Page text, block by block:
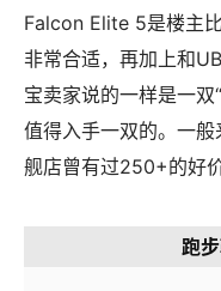
Falcon Elite 5是楼主
非常合适，再加上和
宝卖家说的一样是一
值得入手一双的。一
舰店曾有过250+的好价
跑